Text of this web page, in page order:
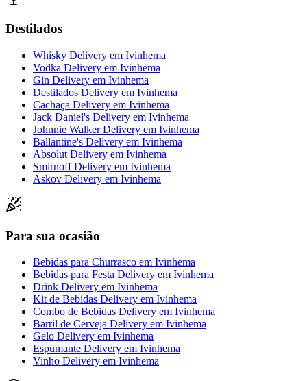
Destilados
Whisky Delivery em Ivinhema
Vodka Delivery em Ivinhema
Gin Delivery em Ivinhema
Destilados Delivery em Ivinhema
Cachaça Delivery em Ivinhema
Jack Daniel's Delivery em Ivinhema
Johnnie Walker Delivery em Ivinhema
Ballantine's Delivery em Ivinhema
Absolut Delivery em Ivinhema
Smirnoff Delivery em Ivinhema
Askov Delivery em Ivinhema
Para sua ocasião
Bebidas para Churrasco em Ivinhema
Bebidas para Festa Delivery em Ivinhema
Drink Delivery em Ivinhema
Kit de Bebidas Delivery em Ivinhema
Combo de Bebidas Delivery em Ivinhema
Barril de Cerveja Delivery em Ivinhema
Gelo Delivery em Ivinhema
Espumante Delivery em Ivinhema
Vinho Delivery em Ivinhema